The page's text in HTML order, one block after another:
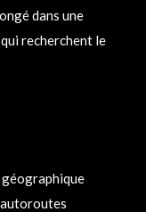
dans une
recherchent le
géographique